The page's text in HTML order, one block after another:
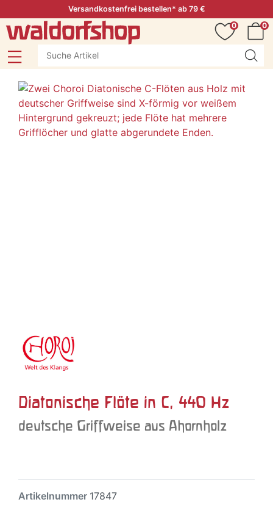
Versandkostenfrei bestellen* ab 79 €
0
0
Diatonische Flöte in C, 440 Hz
deutsche Griffweise aus Ahornholz
Artikelnummer 17847